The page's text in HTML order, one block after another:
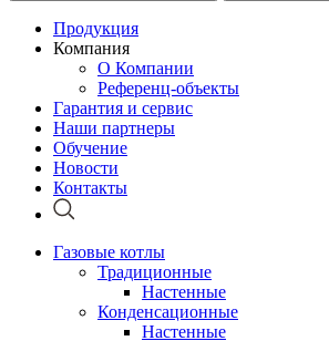
Продукция
Компания
О Компании
Референц-объекты
Гарантия и сервис
Наши партнеры
Обучение
Новости
Контакты
Газовые котлы
Традиционные
Настенные
Конденсационные
Настенные